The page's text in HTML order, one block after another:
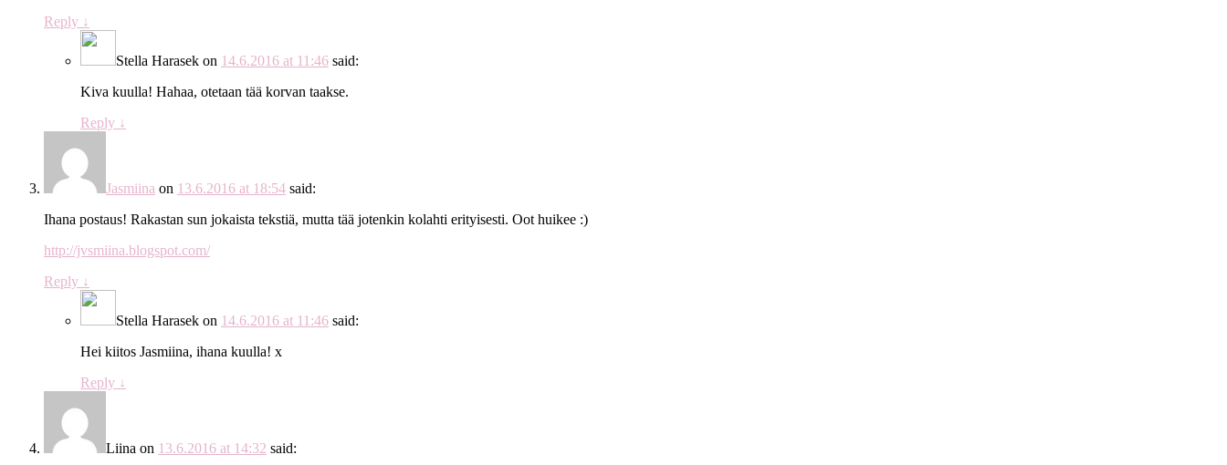
Reply ↓
Stella Harasek on 14.6.2016 at 11:46 said:
Kiva kuulla! Hahaa, otetaan tää korvan taakse.
Reply ↓
Jasmiina on 13.6.2016 at 18:54 said:
Ihana postaus! Rakastan sun jokaista tekstiä, mutta tää jotenkin kolahti erityisesti. Oot huikee :)
http://jvsmiina.blogspot.com/
Reply ↓
Stella Harasek on 14.6.2016 at 11:46 said:
Hei kiitos Jasmiina, ihana kuulla! x
Reply ↓
Liina on 13.6.2016 at 14:32 said: